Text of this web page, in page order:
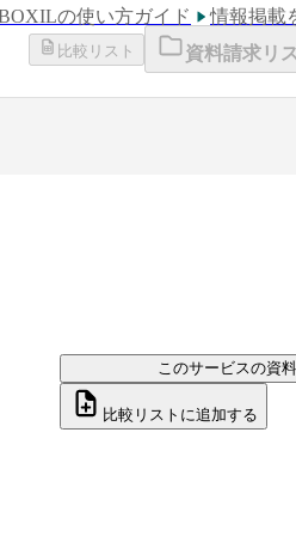
の使い方ガイド 情報掲載
比較リスト 資料請求リ
このサービスの資
比較リストに追加する